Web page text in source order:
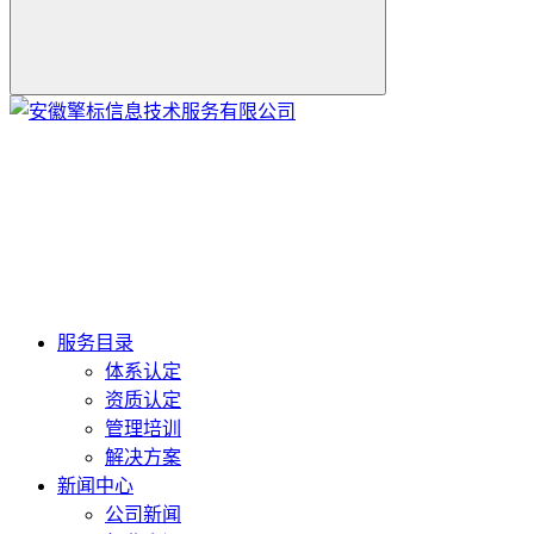
服务目录
体系认定
资质认定
管理培训
解决方案
新闻中心
公司新闻